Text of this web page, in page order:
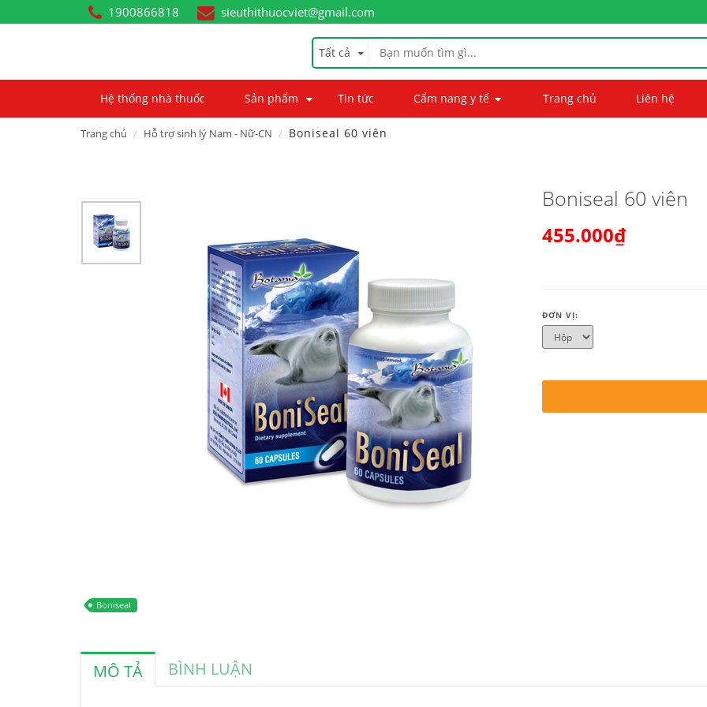
1900866818 sieuthithuocviet@gmail.com
Tất cả
Hệ thống nhà thuốc Sản phẩm Tin tức Cẩm nang y tế Trang chủ Liên hệ
Trang chủ Hỗ trợ sinh lý Nam - Nữ-CN Boniseal 60 viên
Boniseal
Boniseal 60 viên
455.000₫
ĐƠN VỊ:
MÔ TẢ BÌNH LUẬN